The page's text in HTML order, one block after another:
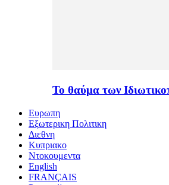
Το θαύμα των
Ευρωπη
Εξωτερικη Πολιτικη
Διεθνη
Κυπριακο
Ντοκουμεντα
English
FRANÇAIS